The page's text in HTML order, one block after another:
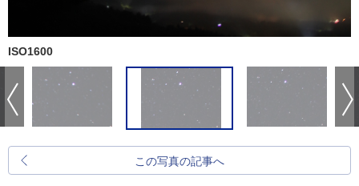
ISO1600
この写真の記事へ